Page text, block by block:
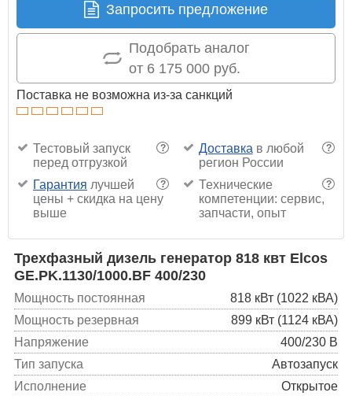
Запросить предложение
Подобрать аналог
от 6 175 000 руб.
Поставка не возможна из-за санкций
?
Тестовый запуск
перед отгрузкой
?
Доставка в любой
регион России
?
Гарантия лучшей
цены + скидка на цену
выше
?
Технические
компетенции: сервис,
запчасти, опыт
Трехфазный дизель генератор 818 квт Elcos
GE.PK.1130/1000.BF 400/230
Мощность постоянная
818 кВт (1022 кВА)
Мощность резервная
899 кВт (1124 кВА)
Напряжение
400/230 В
Тип запуска
Автозапуск
Исполнение
Открытое